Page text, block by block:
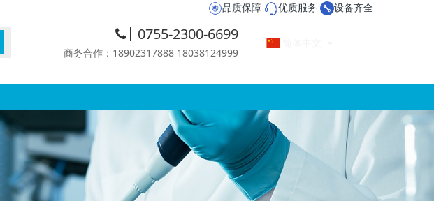
品质保障 优质服务 设备齐全
0755-2300-6699
商务合作：18902317888 18038124999